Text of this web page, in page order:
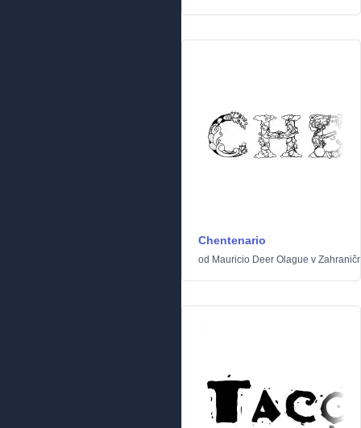
Chentenario
od Mauricio Deer Olague v